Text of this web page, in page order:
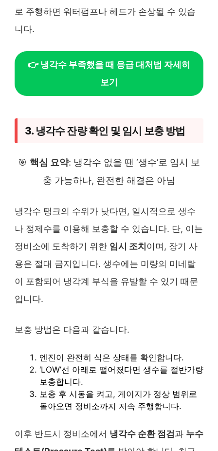
로 주행하면 워터펌프나 헤드가 손상될 수 있습
니다.
👉 냉각수 부족했을 때 응급 대처법 자세히
보기
3. 냉각수 잔량 확인 및 임시 보충 방법
🎯 핵심 요약: 냉각수 없을 땐 ‘생수’로 임시 보
충 가능하나, 완전한 해결은 아님
냉각수 탱크의 수위가 낮다면, 일시적으로 생수
나 정제수를 이용해 보충할 수 있습니다. 단, 이는
정비소에 도착하기 위한 임시 조치 이며, 장기 사
용은 절대 금지입니다. 생수에는 미량의 미네랄
이 포함되어 냉각계 부식을 유발할 수 있기 때문
입니다.
보충 방법은 다음과 같습니다.
엔진이 완전히 식은 상태를 확인합니다.
‘LOW’선 아래로 떨어졌다면 생수를 절반가량
보충합니다.
보충 후 시동을 켜고, 게이지가 정상 범위로
돌아오면 정비소까지 저속 주행합니다.
이후 반드시 정비소에서 냉각수 순환 점검 과 누수